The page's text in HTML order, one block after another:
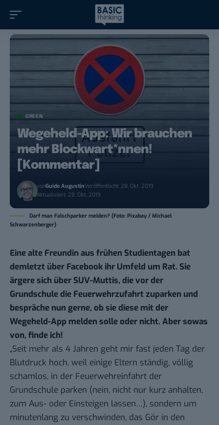
GREEN
Wegeheld-App: Wir brauchen
mehr Blockwart*nnen!
[Kommentar]
vonGuido AugustinVeröffentlicht: 28. Okt. 2019
Aktualisiert: 28. Okt. 2019
Darf man Falschparker melden? (Foto: Pixabay / Michael
Schwarzenberger)
Eine alte Freundin aus frühen Studientagen bat
demletzt über Facebook ihr Umfeld um Rat. Sie
ärgere sich über SUV-Muttis, die vor der
Grundschule die Feuerwehrzufahrt zuparken und
bespräche nun gerne, ob sie diese mit der
Wegeheld-App melden solle oder nicht. Aber sowas
von, finde ich!
„Seit mehr als 4 Jahren geht mir fast jeden Tag der
Blutdruck hoch, weil einige Eltern ständig, völlig
schamlos, in der Feuerwehreinfahrt der
Grundschule parken (nein, nicht nur kurz anhalten,
zum Aus- oder Einsteigen lassen…), sondern um
minutenlang zu verschwinden, das Gör in den